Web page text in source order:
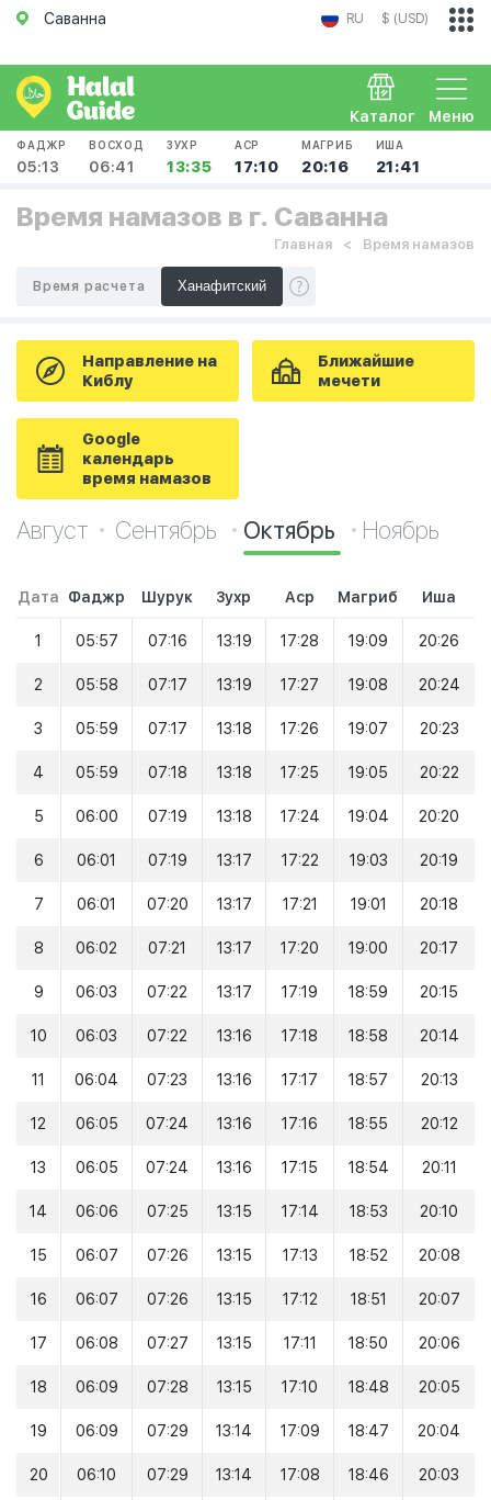
Саванна RU $ (USD)
Меню
Каталог
ФАДЖР
05:13
ВОСХОД
06:41
ЗУХР
13:35
АСР
17:10
МАГРИБ
20:16
ИША
21:41
Время намазов в г. Саванна
Главная Время намазов
Время расчета
Направление на
Киблу
Ближайшие
мечети
Google
календарь
время намазов
Август Сентябрь Октябрь Ноябрь
Дата Фаджр Шурук Зухр Аср Магриб Иша
1 05:57 07:16 13:19 17:28 19:09 20:26
2 05:58 07:17 13:19 17:27 19:08 20:24
3 05:59 07:17 13:18 17:26 19:07 20:23
4 05:59 07:18 13:18 17:25 19:05 20:22
5 06:00 07:19 13:18 17:24 19:04 20:20
6 06:01 07:19 13:17 17:22 19:03 20:19
7 06:01 07:20 13:17 17:21 19:01 20:18
8 06:02 07:21 13:17 17:20 19:00 20:17
9 06:03 07:22 13:17 17:19 18:59 20:15
10 06:03 07:22 13:16 17:18 18:58 20:14
11 06:04 07:23 13:16 17:17 18:57 20:13
12 06:05 07:24 13:16 17:16 18:55 20:12
13 06:05 07:24 13:16 17:15 18:54 20:11
14 06:06 07:25 13:15 17:14 18:53 20:10
15 06:07 07:26 13:15 17:13 18:52 20:08
16 06:07 07:26 13:15 17:12 18:51 20:07
17 06:08 07:27 13:15 17:11 18:50 20:06
18 06:09 07:28 13:15 17:10 18:48 20:05
19 06:09 07:29 13:14 17:09 18:47 20:04
20 06:10 07:29 13:14 17:08 18:46 20:03